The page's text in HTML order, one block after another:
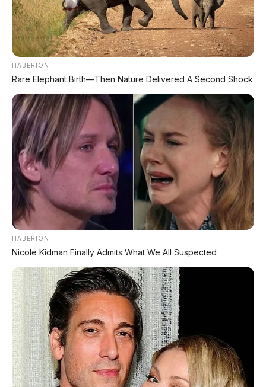
✔ GRATIS ANGSURAN 1X
✔ GRATIS BALIK NAMA
PROMO MINGGU INI
KREDIT MOTOR
SEMUA MEREK
DP MULAI
100RBNETT
✅Honda, Yamaha, Suzuki, Kawasaki
✅ Proses 1 Jam Langsung ACC
✅ Syarat Cukup KTP & KK
AMBIL PROMO >
DIJUAL MOBIL BEKAS DENPASAR
HABERION
Rare Elephant Birth—Then Nature Delivered A Second Shock
HABERION
Nicole Kidman Finally Admits What We All Suspected